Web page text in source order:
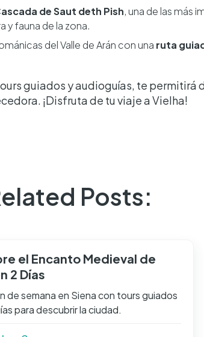
de Saut deth Pish, una de las más
y fauna de la zona.
del Valle de Arán con una ruta
guiados y audioguías, te permitirá
¡Disfruta de tu viaje a Vielha!
Posts:
el Encanto Medieval de
2 Días
de semana en Siena con tours guiados
para descubrir la ciudad.